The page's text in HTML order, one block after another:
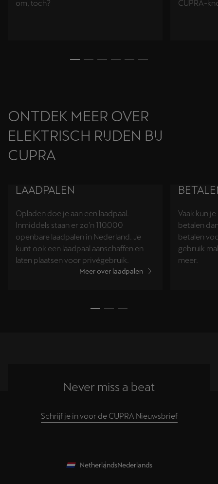
om, toch? CUPRA-
ONTDEK MEER OVER
ELEKTRISCH RIJDEN BIJ
CUPRA
LAADPALEN
Opladen doe je aan een laadpaal.
Inmiddels staan er zo'n 110.000
openbare laadpalen in Nederland. Je
kunt ook een laadpaal aanschaffen en
laten plaatsen voor privégebruik.
Meer over laadpalen
Vaak kun
betalen
betalen
gebruik
meer.
Never miss a beat
Schrijf je in voor de CUPRA Nieuwsbrief
NetherlandsNederlands